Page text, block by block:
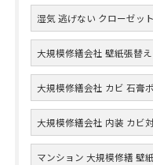
湿気 逃げない クローゼット
大規模修繕会社 壁紙張替
大規模修繕会社 カビ 石膏
大規模修繕会社 内装 カビ
マンション 大規模修繕 壁